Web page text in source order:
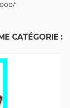
1
CATÉGORIE :